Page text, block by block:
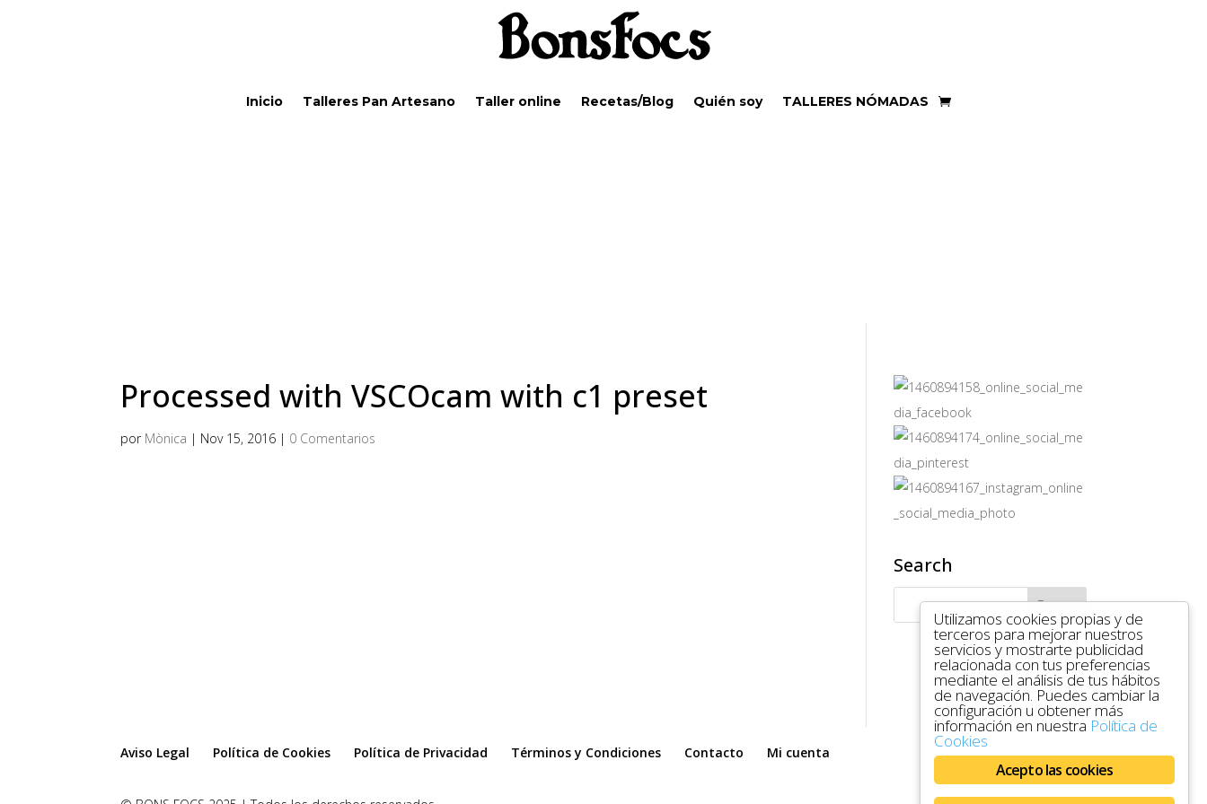
Inicio Talleres Pan Artesano Taller online Recetas/Blog Quién soy TALLERES NÓMADAS
Processed with VSCOcam with c1 preset
por Mònica | Nov 15, 2016 | 0 Comentarios
Search
Aviso Legal Política de Cookies Política de Privacidad Términos y Condiciones Contacto Mi cuenta
Utilizamos cookies propias y de
terceros para mejorar nuestros
servicios y mostrarte publicidad
relacionada con tus preferencias
mediante el análisis de tus hábitos
de navegación. Puedes cambiar la
configuración u obtener más
información en nuestra Política de
Cookies
Acepto las cookies